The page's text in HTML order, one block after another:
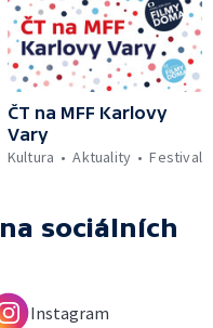
ČT na MFF Karlovy
Vary
Kultura
Aktuality Festival
na sociálních
Instagram